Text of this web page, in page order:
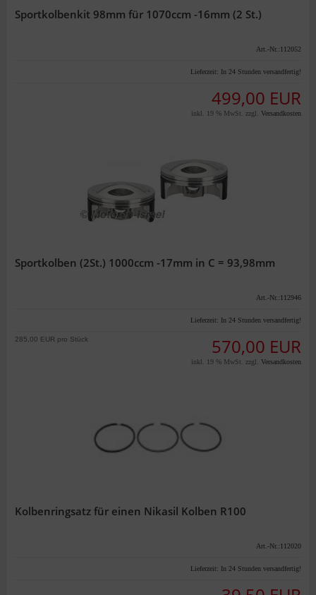
Sportkolbenkit 98mm für 1070ccm -16mm (2 St.)
Art.-Nr.:112052
Lieferzeit: In 24 Stunden versandfertig!
499,00 EUR
inkl. 19 % MwSt. zzgl. Versandkosten
Sportkolben (2St.) 1000ccm -17mm in C = 93,98mm
Art.-Nr.:112946
Lieferzeit: In 24 Stunden versandfertig!
570,00 EUR
285,00 EUR pro Stück
inkl. 19 % MwSt. zzgl. Versandkosten
Kolbenringsatz für einen Nikasil Kolben R100
Art.-Nr.:112020
Lieferzeit: In 24 Stunden versandfertig!